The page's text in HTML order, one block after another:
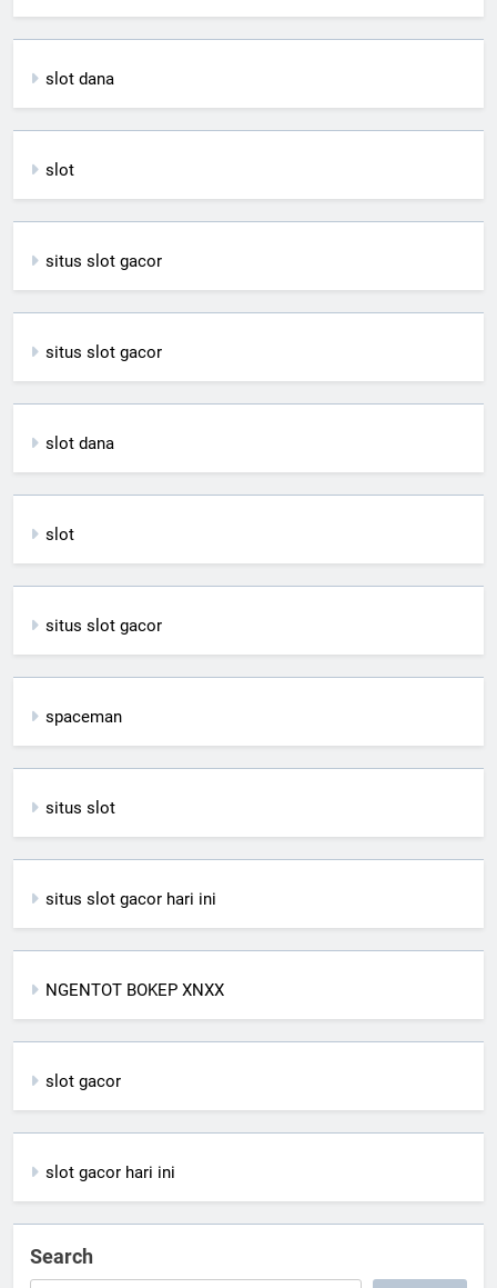
slot dana
slot
situs slot gacor
situs slot gacor
slot dana
slot
situs slot gacor
spaceman
situs slot
situs slot gacor hari ini
NGENTOT BOKEP XNXX
slot gacor
slot gacor hari ini
Search